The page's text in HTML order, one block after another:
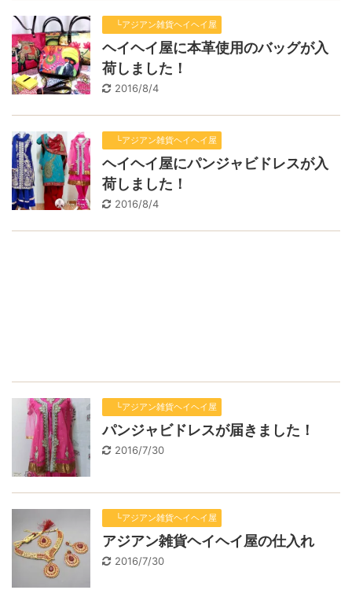
└アジアン雑貨ヘイヘイ屋
ヘイヘイ屋に本革使用のバッグが入
荷しました！
2016/8/4
└アジアン雑貨ヘイヘイ屋
ヘイヘイ屋にパンジャビドレスが入
荷しました！
2016/8/4
└アジアン雑貨ヘイヘイ屋
パンジャビドレスが届きました！
2016/7/30
└アジアン雑貨ヘイヘイ屋
アジアン雑貨ヘイヘイ屋の仕入れ
2016/7/30